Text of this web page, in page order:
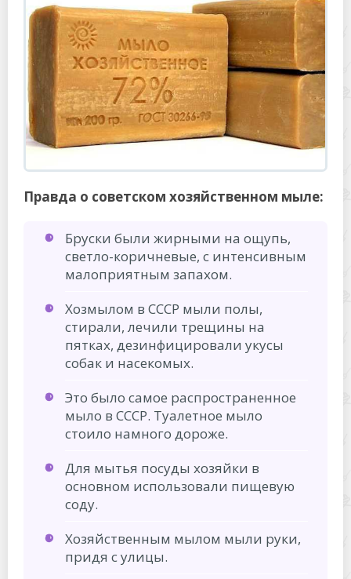
Правда о советском хозяйственном мыле:
Бруски были жирными на ощупь,
светло-коричневые, с интенсивным
малоприятным запахом.
Хозмылом в СССР мыли полы,
стирали, лечили трещины на
пятках, дезинфицировали укусы
собак и насекомых.
Это было самое распространенное
мыло в СССР. Туалетное мыло
стоило намного дороже.
Для мытья посуды хозяйки в
основном использовали пищевую
соду.
Хозяйственным мылом мыли руки,
придя с улицы.